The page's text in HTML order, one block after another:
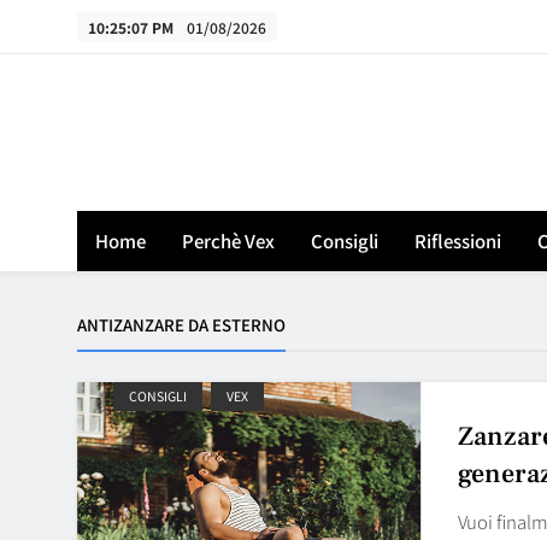
10:25:08 PM 01/08/2026
Home Perchè Vex Consigli Riflessioni
ANTIZANZARE DA ESTERNO
CONSIGLI VEX
Vuoi